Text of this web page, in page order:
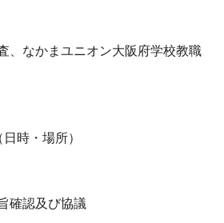
、なかまユニオン大阪府学校教職
時・場所）
確認及び協議